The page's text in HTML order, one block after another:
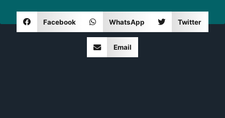
Facebook WhatsApp Twitter
Email